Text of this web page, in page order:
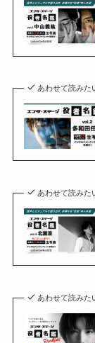
あわせて読みた
あわせて読みた
あわせて読みた